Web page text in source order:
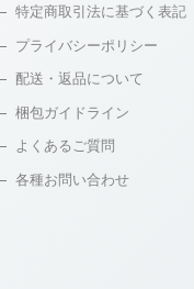
特定商取引法に基づく表記
プライバシーポリシー
配送・返品について
梱包ガイドライン
よくあるご質問
各種お問い合わせ